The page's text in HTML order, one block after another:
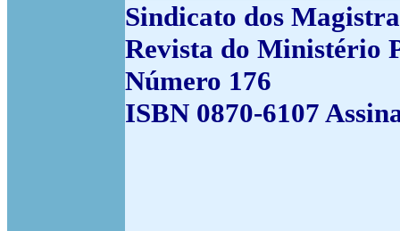
Sindicato dos
Revista do Ministério
Número 176
ISBN 0870-6107